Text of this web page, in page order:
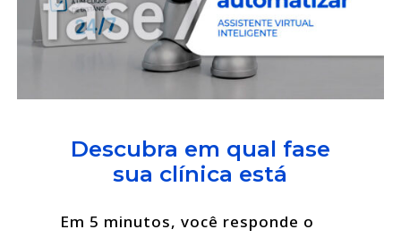
Descubra em qual fase
sua clínica está
Em 5 minutos, você responde o